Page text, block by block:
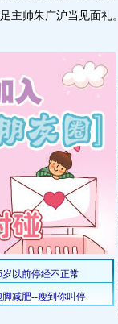
主帅朱广沪当见面礼。